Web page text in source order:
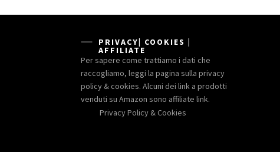
PRIVACY| COOKIES |
AFFILIATE
Per sapere come trattiamo i dati che
raccogliamo, leggi la pagina sulla privacy
policy & cookies. Alcuni dei link a prodotti
venduti su Amazon sono affiliate link.
Privacy Policy & Cookies